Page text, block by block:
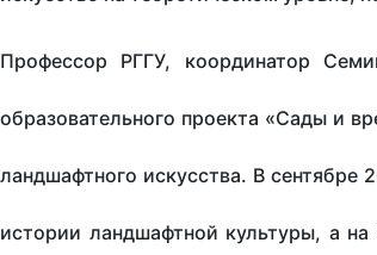
Профессор РГГУ, координатор
образовательного проекта «Сады и
ландшафтного искусства. В
истории ландшафтной культуры, а